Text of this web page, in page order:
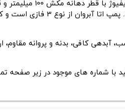
بر ساعت در دور 1450
آبدهی کافی، بدنه و پروانه
با شماره های موجود در زیر صفحه